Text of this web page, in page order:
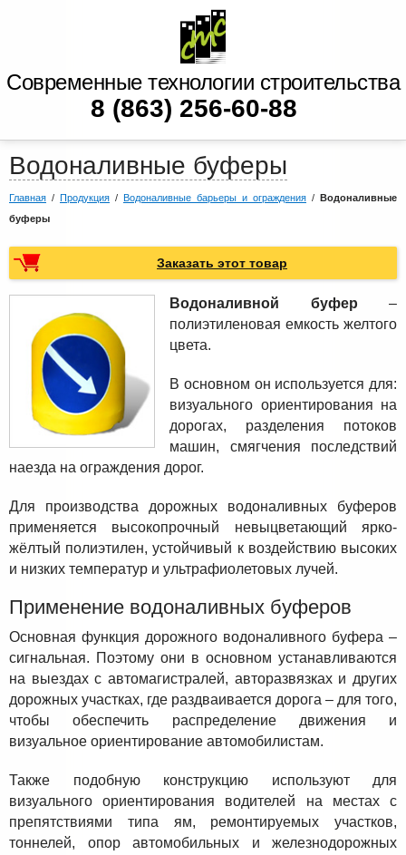
Современные технологии строительства
8 (863) 256-60-88
Водоналивные буферы
Главная / Продукция / Водоналивные барьеры и ограждения / Водоналивные
буферы
Заказать этот товар
Водоналивной буфер –
полиэтиленовая емкость желтого
цвета.
В основном он используется для:
визуального ориентирования на
дорогах, разделения потоков
машин, смягчения последствий
наезда на ограждения дорог.
Для производства дорожных водоналивных буферов
применяется высокопрочный невыцветающий ярко-
жёлтый полиэтилен, устойчивый к воздействию высоких
и низких температур и ультрафиолетовых лучей.
Применение водоналивных буферов
Основная функция дорожного водоналивного буфера –
сигнальная. Поэтому они в основном устанавливаются
на выездах с автомагистралей, авторазвязках и других
дорожных участках, где раздваивается дорога – для того,
чтобы обеспечить распределение движения и
визуальное ориентирование автомобилистам.
Также подобную конструкцию используют для
визуального ориентирования водителей на местах с
препятствиями типа ям, ремонтируемых участков,
тоннелей, опор автомобильных и железнодорожных